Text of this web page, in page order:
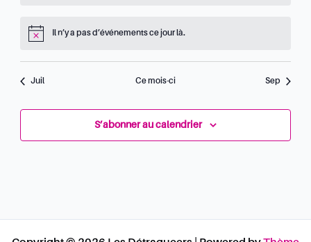
Il n’y a pas d’événements ce jour là.
Juil Ce mois-ci Sep
S’abonner au calendrier